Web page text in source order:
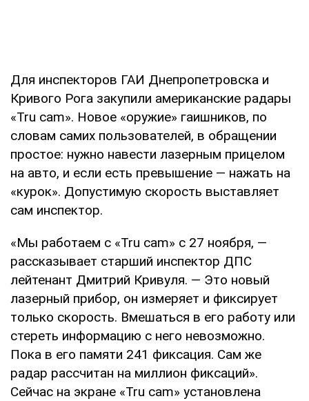
Для инспекторов ГАИ Днепропетровска и
Кривого Рога закупили американские радары
«Tru cam». Новое «оружие» гаишников, по
словам самих пользователей, в обращении
простое: нужно навести лазерным прицелом
на авто, и если есть превышение — нажать на
«курок». Допустимую скорость выставляет
сам инспектор.
«Мы работаем с «Tru cam» с 27 ноября, —
рассказывает старший инспектор ДПС
лейтенант Дмитрий Кривуля. — Это новый
лазерный прибор, он измеряет и фиксирует
только скорость. Вмешаться в его работу или
стереть информацию с него невозможно.
Пока в его памяти 241 фиксация. Сам же
радар рассчитан на миллион фиксаций».
Сейчас на экране «Tru cam» установлена